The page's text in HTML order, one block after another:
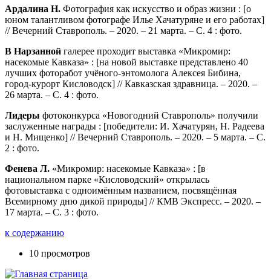
Ардалина Н. Фотография как искусство и образ жизни : [о
юном талантливом фотографе Илье Хачатуряне и его работах]
// Вечерний Ставрополь. – 2020. – 21 марта. – С. 4 : фото.
В Нарзанной галерее проходит выставка «Микромир:
насекомые Кавказа» : [на новой выставке представлено 40
лучших фоторабот учёного-энтомолога Алексея Бибина,
город-курорт Кисловодск] // Кавказская здравница. – 2020. –
26 марта. – С. 4 : фото.
Лидеры фотоконкурса «Новогодний Ставрополь» получили
заслуженные награды : [победители: И. Хачатурян, Н. Радеева
и Н. Мищенко] // Вечерний Ставрополь. – 2020. – 5 марта. – С.
2 : фото.
Фенева Л. «Микромир: насекомые Кавказа» : [в
национальном парке «Кисловодский» открылась
фотовыставка с одноимённым названием, посвящённая
Всемирному дню дикой природы] // КМВ Экспресс. – 2020. –
17 марта. – С. 3 : фото.
к содержанию
10 просмотров